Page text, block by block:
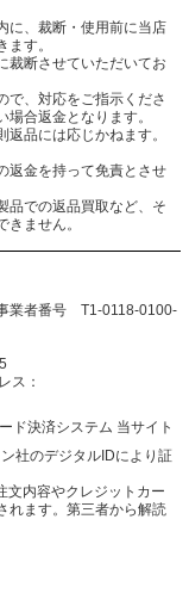
に、裁断・使用前に当店
す。
裁断させていただいてお
で、対応をご指示くださ
合返金となります。
品には応じかねます。
返金を持って免責とさせ
品での返品買取など、そ
ません。
業者番号 T1-0118-0100-
ス：
当サイト
社のデジタルIDにより証
文内容やクレジットカー
れます。第三者から解読